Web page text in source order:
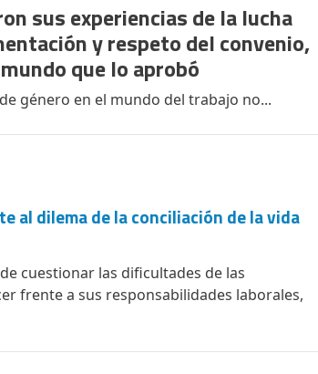
sus experiencias de la lucha
y respeto del convenio,
que lo aprobó
género en el mundo del trabajo no...
al dilema de la conciliación de la vida
cuestionar las dificultades de las
frente a sus responsabilidades laborales,